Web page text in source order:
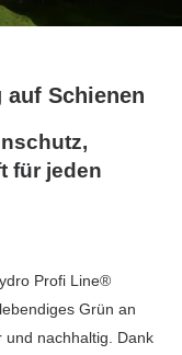
auf Schienen
für jeden
Profi Line®
Grün an
und nachhaltig. Dank